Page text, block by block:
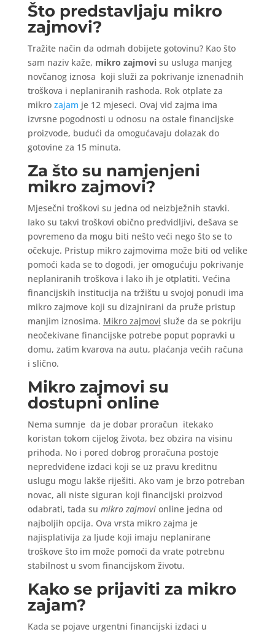
Što predstavljaju mikro
zajmovi?
Tražite način da odmah dobijete gotovinu? Kao što
sam naziv kaže, mikro zajmovisu usluga manjeg
novčanog iznosa koji služi za pokrivanje iznenadnih
troškova i neplaniranih rashoda. Rok otplate za
mikro zajam je 12 mjeseci. Ovaj vid zajma ima
izvrsne pogodnosti u odnosu na ostale financijske
proizvode, budući da omogućavaju dolazak do
gotovine za 15 minuta.
Za što su namjenjeni
mikro zajmovi?
Mjesečni troškovi su jedna od neizbježnih stavki.
Iako su takvi troškovi obično predvidljivi, dešava se
povremeno da mogu biti nešto veći nego što se to
očekuje. Pristup mikro zajmovima može biti od velike
pomoći kada se to dogodi, jer omogućuju pokrivanje
neplaniranih troškova i lako ih je otplatiti. Većina
financijskih institucija na tržištu u svojoj ponudi ima
mikro zajmove koji su dizajnirani da pruže pristup
manjim iznosima. Mikro zajmovi služe da se pokriju
neočekivane financijske potrebe poput popravki u
domu, zatim kvarova na autu, plaćanja većih računa
i slično.
Mikro zajmovi su
dostupni online
Nema sumnje da je dobar proračun itekako
koristan tokom cijelog života, bez obzira na visinu
prihoda. No i pored dobrog proračuna postoje
nepredviđene izdaci koji se uz pravu kreditnu
uslugu mogu lakše riješiti. Ako vam je brzo potreban
novac, ali niste siguran koji financijski proizvod
odabrati, tada su mikro zajmovionline jedna od
najboljih opcija. Ova vrsta mikro zajma je
najisplativija za ljude koji imaju neplanirane
troškove što im može pomoći da vrate potrebnu
stabilnost u svom financijskom životu.
Kako se prijaviti za mikro
zajam?
Kada se pojave urgentni financijski izdaci u